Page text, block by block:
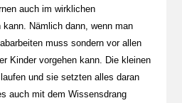
auch im wirklichen
kann. Nämlich dann, wenn man
muss sondern vor allen
Kinder vorgehen kann. Die kleinen
und sie setzten alles daran
auch mit dem Wissensdrang